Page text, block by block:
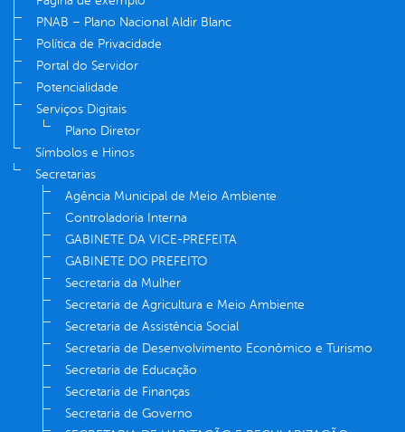
PNAB – Plano Nacional Aldir Blanc
Política de Privacidade
Portal do Servidor
Potencialidade
Serviços Digitais
Plano Diretor
Símbolos e Hinos
Secretarias
Agência Municipal de Meio Ambiente
Controladoria Interna
GABINETE DA VICE-PREFEITA
GABINETE DO PREFEITO
Secretaria da Mulher
Secretaria de Agricultura e Meio Ambiente
Secretaria de Assistência Social
Secretaria de Desenvolvimento Econômico e Turismo
Secretaria de Educação
Secretaria de Finanças
Secretaria de Governo